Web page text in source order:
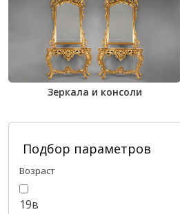
Зеркала и консоли
Подбор параметров
Возраст
19в